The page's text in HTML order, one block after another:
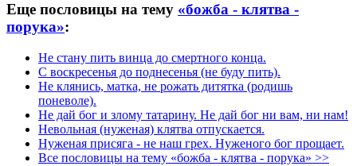
Еще пословицы на тему «божба - клятва -
порука»:
Не стану пить винца до смертного конца.
С воскресенья до поднесенья (не буду пить).
Не клянись, матка, не рожать дитятка (родишь
поневоле).
Не дай бог и злому татарину. Не дай бог ни вам, ни нам!
Невольная (нуженая) клятва отпускается.
Нуженая присяга - не наш грех. Нуженого бог прощает.
Все пословицы на тему «божба - клятва - порука» >>